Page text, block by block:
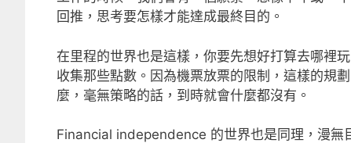
回推，思考要怎樣才能達成最終目的。
在里程的世界也是這樣，你要先想好打算去哪裡
收集那些點數。因為機票放票的限制，這樣的規
麼，毫無策略的話，到時就會什麼都沒有。
Financial independence 的世界也是同理，漫無